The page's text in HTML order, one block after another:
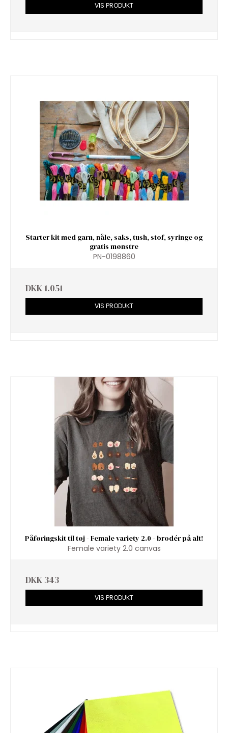
VIS PRODUKT
Starter kit med garn, nåle, saks, tush, stof, syringe og
gratis mønstre
PN-0198860
DKK 1.051
VIS PRODUKT
Påføringskit til tøj - Female variety 2.0 - brodér på alt!
Female variety 2.0 canvas
DKK 343
VIS PRODUKT